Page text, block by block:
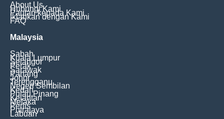
About Us
Hubungi Kami
Pautan kepada Kami
Iklankan dengan Kami
FAQ
Malaysia
Sabah
Kuala Lumpur
Selangor
Perak
Sarawak
Pahang
Johor
Terengganu
Negeri Sembilan
Kedah
Pulau Pinang
Kelantan
Melaka
Perlis
Putrajaya
Labuan